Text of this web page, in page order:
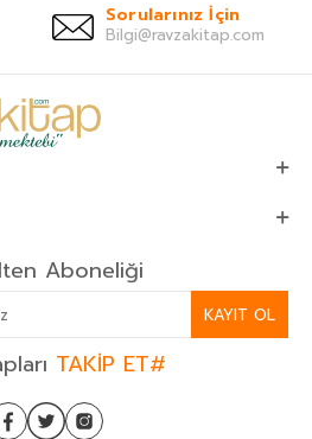
Sorularınız İçin
Bilgi@ravzakitap.com
Aboneliği
KAYIT OL
TAKİP ET#